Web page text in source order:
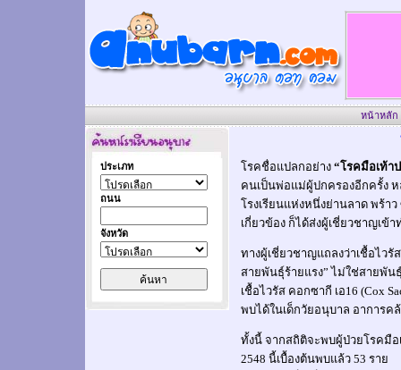
หน้าหลัก
ประเภท
ถนน
จังหวัด
โรคชื่อแปลกอย่าง “โรคมือเท้า
คนเป็นพ่อแม่ผู้ปกครองอีกครั้ง
โรงเรียนแห่งหนึ่งย่านลาด พร้า
เกี่ยวข้อง ก็ได้ส่งผู้เชี่ยวชาญเข้
ทางผู้เชี่ยวชาญแถลงว่าเชื้อไวรั
สายพันธุ์ร้ายแรง” ไม่ใช่สายพันธุ์
เชื้อไวรัส คอกซากี เอ16 (Cox
พบได้ในเด็กวัยอนุบาล อาการค
ทั้งนี้ จากสถิติจะพบผู้ป่วยโรคมือ
2548 นี้เบื้องต้นพบแล้ว 53 ราย